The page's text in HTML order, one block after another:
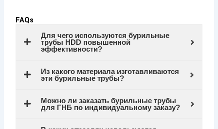
FAQs
Для чего используются бурильные
трубы HDD повышенной
эффективности?
Из какого материала изготавливаются
эти бурильные трубы?
Можно ли заказать бурильные трубы
для ГНБ по индивидуальному заказу?